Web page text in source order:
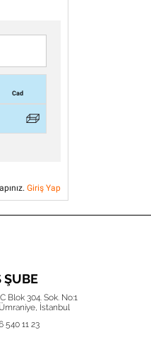
Cad
Giriş Yap
ŞUBE
Blok 304. Sok. No:1
İstanbul
540 11 23